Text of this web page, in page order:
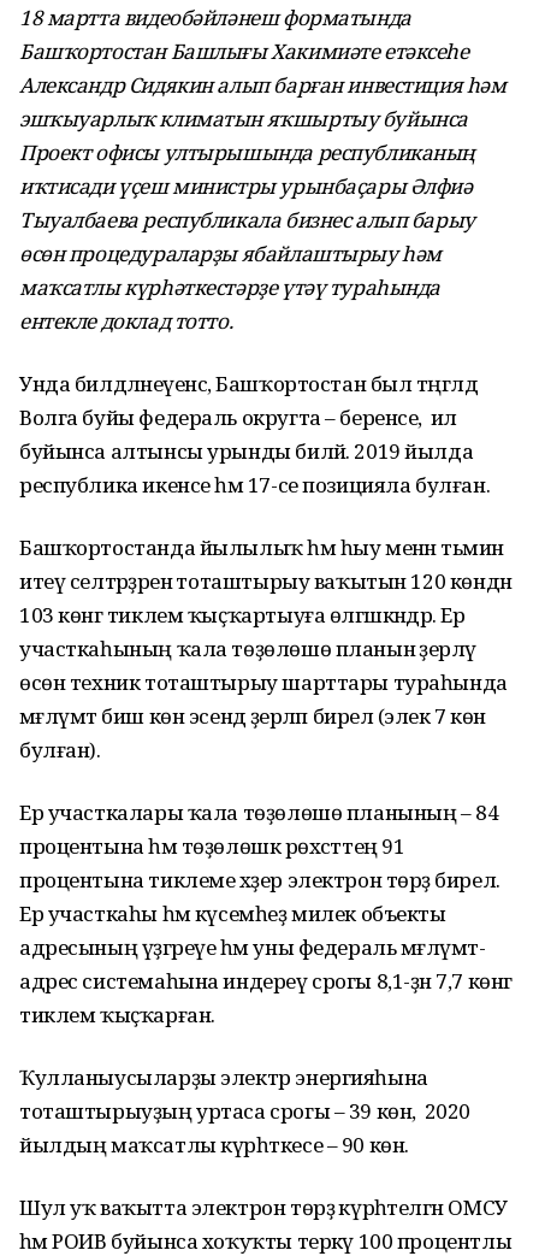
18 мартта видеобәйләнеш форматында
Башҡортостан Башлығы Хакимиәте етәксеһе
Александр Сидякин алып барған инвестиция һәм
эшҡыуарлыҡ климатын яҡшыртыу буйынса
Проект офисы ултырышында республиканың
иҡтисади үҫеш министры урынбаҫары Әлфиә
Тыуалбаева республикала бизнес алып барыу
өсөн процедураларҙы ябайлаштырыу һәм
маҡсатлы күрһәткестәрҙе үтәү тураһында
ентекле доклад тотто.
Унда билдәләнеүенсә, Башҡортостан был тәңгәлдә
Волга буйы федераль округта – беренсе, ә ил
буйынса алтынсы урынды биләй. 2019 йылда
республика икенсе һәм 17-се позицияла булған.
Башҡортостанда йылылыҡ һәм һыу менән тәьмин
итеү селтәрҙәренә тоташтырыу ваҡытын 120 көндән
103 көнгә тиклем ҡыҫҡартыуға өлгәшкәндәр. Ер
участкаһының ҡала төҙөлөшө планын әҙерләү
өсөн техник тоташтырыу шарттары тураһында
мәғлүмәт биш көн эсендә әҙерләп бирелә (элек 7 көн
булған).
Ер участкалары ҡала төҙөлөшө планының – 84
процентына һәм төҙөлөшкә рөхсәттең 91
процентына тиклеме хәҙер электрон төрҙә бирелә.
Ер участкаһы һәм күсемһеҙ милек объекты
адресының үҙгәреүе һәм уны федераль мәғлүмәт-
адрес системаһына индереү срогы 8,1-ҙән 7,7 көнгә
тиклем ҡыҫҡарған.
Ҡулланыусыларҙы электр энергияһына
тоташтырыуҙың уртаса срогы – 39 көн, ә 2020
йылдың маҡсатлы күрһәткесе – 90 көн.
Шул уҡ ваҡытта электрон төрҙә күрһәтелгән ОМСУ
һәм РОИВ буйынса хоҡуҡты теркәү 100 процентлы